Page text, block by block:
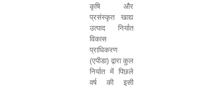
कृषि और
प्रसंस्कृत खाद्य
उत्पाद निर्यात
विकास
प्राधिकरण
(एपीडा) द्वारा कुल
निर्यात में पिछले
वर्ष की इसी